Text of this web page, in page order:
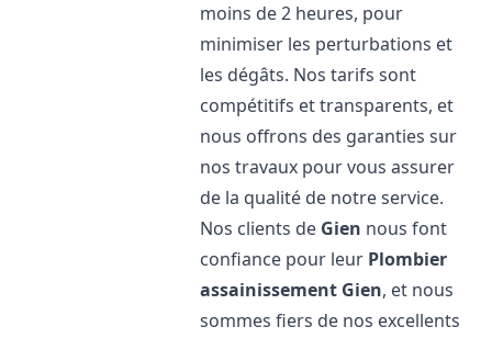
moins de 2 heures, pour
minimiser les perturbations et
les dégâts. Nos tarifs sont
compétitifs et transparents, et
nous offrons des garanties sur
nos travaux pour vous assurer
de la qualité de notre service.
Nos clients de Gien nous font
confiance pour leur Plombier
assainissement Gien, et nous
sommes fiers de nos excellents